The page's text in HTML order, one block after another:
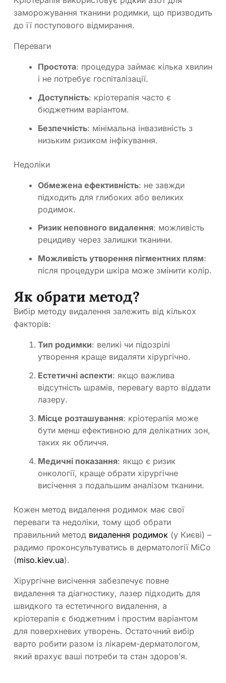
заморожування тканини родимки, що призводить
до її поступового відмирання.
Переваги
Простота: процедура займає кілька хвилин
і не потребує госпіталізації.
Доступність: кріотерапія часто є
бюджетним варіантом.
Безпечність: мінімальна інвазивність з
низьким ризиком інфікування.
Недоліки
Обмежена ефективність: не завжди
підходить для глибоких або великих
родимок.
Ризик неповного видалення: можливість
рецидиву через залишки тканини.
Можливість утворення пігментних плям:
після процедури шкіра може змінити колір.
Як обрати метод?
Вибір методу видалення залежить від кількох
факторів:
Тип родимки: великі чи підозрілі
утворення краще видаляти хірургічно.
Естетичні аспекти: якщо важлива
відсутність шрамів, перевагу варто віддати
лазеру.
Місце розташування: кріотерапія може
бути менш ефективною для делікатних зон,
таких як обличчя.
Медичні показання: якщо є ризик
онкології, краще обрати хірургічне
висічення з подальшим аналізом тканини.
Кожен метод видалення родимок має свої
переваги та недоліки, тому щоб обрати
правильний метод видалення родимок (у Києві) –
радимо проконсультуватись в дерматології МіСо
(miso.kiev.ua).
Хірургічне висічення забезпечує повне
видалення та діагностику, лазер підходить для
швидкого та естетичного видалення, а
кріотерапія є бюджетним і простим варіантом
для поверхневих утворень. Остаточний вибір
варто робити разом із лікарем-дерматологом,
який врахує ваші потреби та стан здоров’я.